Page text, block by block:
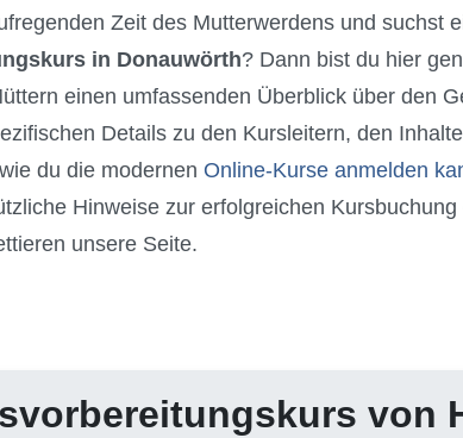
Zeit des Mutterwerdens und suchst
in Donauwörth? Dann bist du hier
einen umfassenden Überblick über den
Details zu den Kursleitern, den
du die modernen Online-Kurse anmelden
Hinweise zur erfolgreichen
unsere Seite.
von